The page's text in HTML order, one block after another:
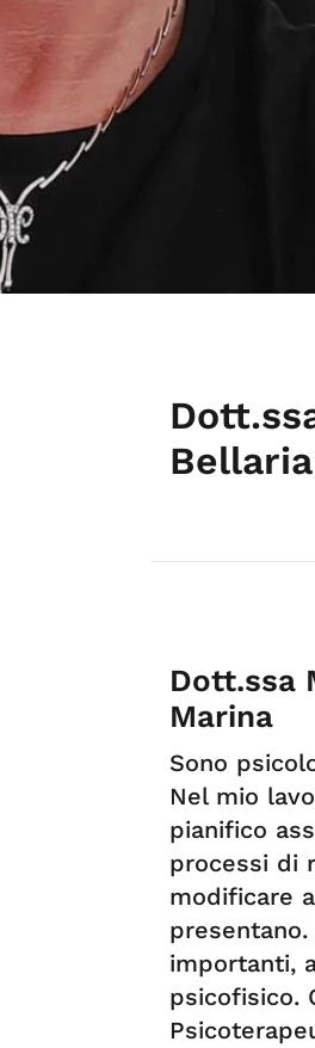
Dott.ssa
Marina
Sono
Nel mio
pianifico
processi di
modificare
importanti,
psicofisico.